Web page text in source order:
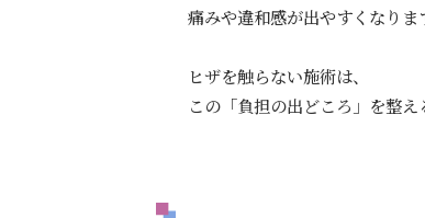
痛みや違和感が出やすくなりま
ヒザを触らない施術は、
この「負担の出どころ」を整え